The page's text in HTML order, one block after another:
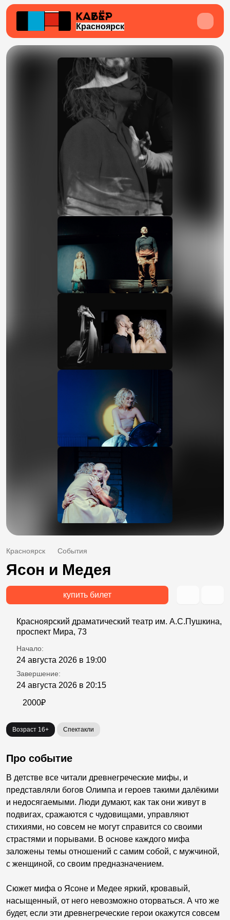
Красноярск
Красноярск События
Ясон и Медея
купить билет
Красноярский драматический театр им. А.С.Пушкина,
проспект Мира, 73
Начало:
24 августа 2026 в 19:00
Завершение:
24 августа 2026 в 20:15
2000₽
Возраст 16+ Спектакли
Про событие
В детстве все читали древнегреческие мифы, и
представляли богов Олимпа и героев такими далёкими
и недосягаемыми. Люди думают, как так они живут в
подвигах, сражаются с чудовищами, управляют
стихиями, но совсем не могут справится со своими
страстями и порывами. В основе каждого мифа
заложены темы отношений с самим собой, с мужчиной,
с женщиной, со своим предназначением.
Сюжет мифа о Ясоне и Медее яркий, кровавый,
насыщенный, от него невозможно оторваться. А что же
будет, если эти древнегреческие герои окажутся совсем